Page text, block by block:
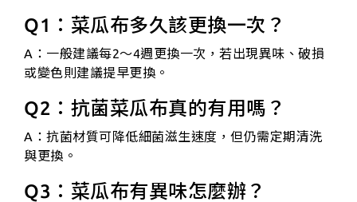
Q1：菜瓜布多久該更換一次？
A：一般建議每2～4週更換一次，若出現異味、破損
或變色則建議提早更換。
Q2：抗菌菜瓜布真的有用嗎？
A：抗菌材質可降低細菌滋生速度，但仍需定期清洗
與更換。
Q3：菜瓜布有異味怎麼辦？